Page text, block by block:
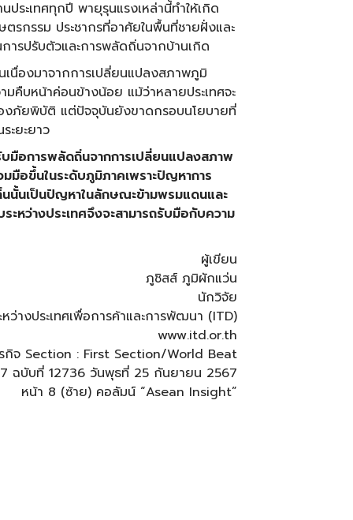
ระเทศทุกปี พายุรุนแรงเหล่านี้ทำให้เกิด
รกรรม ประชากรที่อาศัยในพื้นที่ชายฝั่งและ
ารปรับตัวและการพลัดถิ่นจากบ้านเกิด
นื่องมาจากการเปลี่ยนแปลงสภาพภูมิ
มคืบหน้าค่อนข้างน้อย แม้ว่าหลายประเทศจะ
ภัยพิบัติ แต่ปัจจุบันยังขาดกรอบนโยบายที่
ะยะยาว
มือการพลัดถิ่นจากการเปลี่ยนแปลงสภาพ
มือขึ้นในระดับภูมิภาคเพราะปัญหาการ
นั้นเป็นปัญหาในลักษณะข้ามพรมแดนและ
ะหว่างประเทศจึงจะสามารถรับมือกับความ
ผู้เขียน
ภูชิสส์ ภูมิผักแว่น
นักวิจัย
ว่างประเทศเพื่อการค้าและการพัฒนา (ITD)
www.itd.or.th
จ Section : First Section/World Beat
ฉบับที่ 12736 วันพุธที่ 25 กันยายน 2567
หน้า 8 (ซ้าย) คอลัมน์ “Asean Insight”